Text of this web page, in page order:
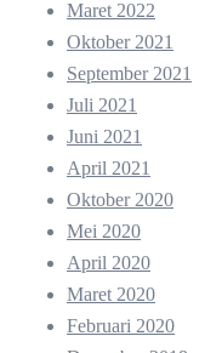
Maret 2022
Oktober 2021
September 2021
Juli 2021
Juni 2021
April 2021
Oktober 2020
Mei 2020
April 2020
Maret 2020
Februari 2020